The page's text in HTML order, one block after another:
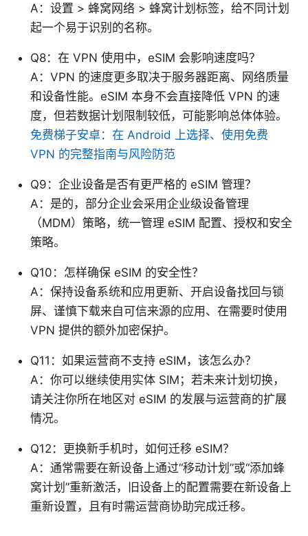
A：设置 > 蜂窝网络 > 蜂窝计划标签，给不同计划
起一个易于识别的名称。
Q8：在 VPN 使用中，eSIM 会影响速度吗？
A：VPN 的速度更多取决于服务器距离、网络质量
和设备性能。eSIM 本身不会直接降低 VPN 的速
度，但若数据计划限制较低，可能影响总体体验。
免费梯子安卓：在 Android 上选择、使用免费
VPN 的完整指南与风险防范
Q9：企业设备是否有更严格的 eSIM 管理？
A：是的，部分企业会采用企业级设备管理
（MDM）策略，统一管理 eSIM 配置、授权和安全
策略。
Q10：怎样确保 eSIM 的安全性？
A：保持设备系统和应用更新、开启设备找回与锁
屏、谨慎下载来自可信来源的应用、在需要时使用
VPN 提供的额外加密保护。
Q11：如果运营商不支持 eSIM，该怎么办？
A：你可以继续使用实体 SIM；若未来计划切换，
请关注你所在地区对 eSIM 的发展与运营商的扩展
情况。
Q12：更换新手机时，如何迁移 eSIM？
A：通常需要在新设备上通过“移动计划”或“添加蜂
窝计划”重新激活，旧设备上的配置需要在新设备上
重新设置，且有时需运营商协助完成迁移。